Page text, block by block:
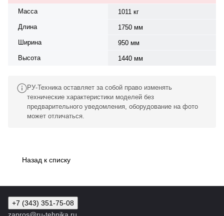
Масса
1011 кг
Длина
1750 мм
Ширина
950 мм
Высота
1440 мм
РУ-Техника оставляет за собой право изменять
технические характеристики моделей без
предварительного уведомления, оборудование на фото
может отличаться.
Назад к списку
+7 (343) 351-75-08